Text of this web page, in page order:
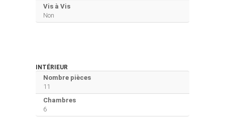
Vis à Vis
Non
INTÉRIEUR
Nombre pièces
11
Chambres
6